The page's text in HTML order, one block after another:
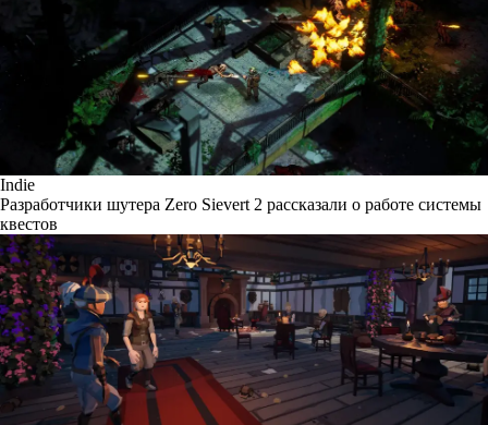
Indie
Разработчики шутера Zero Sievert 2 рассказали о работе системы
квестов